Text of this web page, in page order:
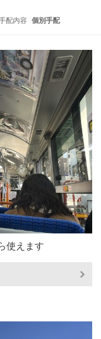
配内容 個別手配
使えます